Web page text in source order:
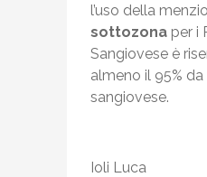
l’uso della
sottozona per i
Sangiovese è
almeno il 95%
sangiovese.
Ioli Luca